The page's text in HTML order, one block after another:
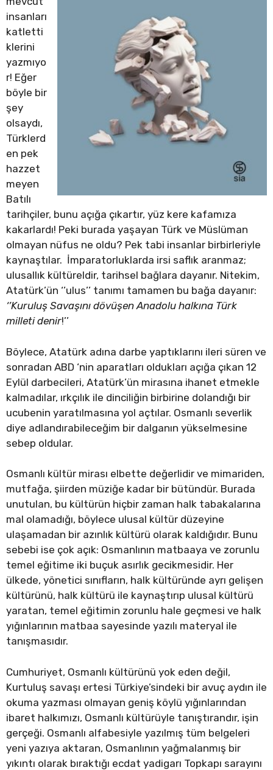
insanları
katletti
klerini
yazmıyo
r! Eğer
böyle bir
şey
olsaydı,
Türklerd
en pek
hazzet
meyen
Batılı
tarihçiler, bunu açığa çıkartır, yüz kere kafamıza
kakarlardı! Peki burada yaşayan Türk ve Müslüman
olmayan nüfus ne oldu? Pek tabi insanlar birbirleriyle
kaynaştılar. İmparatorluklarda irsi saflık aranmaz;
ulusallık kültüreldir, tarihsel bağlara dayanır. Nitekim,
Atatürk’ün ‘’ulus’’ tanımı tamamen bu bağa dayanır:
‘’Kuruluş Savaşını dövüşen Anadolu halkına Türk
milleti denir!’’
Böylece, Atatürk adına darbe yaptıklarını ileri süren ve
sonradan ABD ‘nin aparatları oldukları açığa çıkan 12
Eylül darbecileri, Atatürk’ün mirasına ihanet etmekle
kalmadılar, ırkçılık ile dinciliğin birbirine dolandığı bir
ucubenin yaratılmasına yol açtılar. Osmanlı severlik
diye adlandırabileceğim bir dalganın yükselmesine
sebep oldular.
Osmanlı kültür mirası elbette değerlidir ve mimariden,
mutfağa, şiirden müziğe kadar bir bütündür. Burada
unutulan, bu kültürün hiçbir zaman halk tabakalarına
mal olamadığı, böylece ulusal kültür düzeyine
ulaşamadan bir azınlık kültürü olarak kaldığıdır. Bunu
sebebi ise çok açık: Osmanlının matbaaya ve zorunlu
temel eğitime iki buçuk asırlık gecikmesidir. Her
ülkede, yönetici sınıfların, halk kültüründe ayrı gelişen
kültürünü, halk kültürü ile kaynaştırıp ulusal kültürü
yaratan, temel eğitimin zorunlu hale geçmesi ve halk
yığınlarının matbaa sayesinde yazılı materyal ile
tanışmasıdır.
Cumhuriyet, Osmanlı kültürünü yok eden değil,
Kurtuluş savaşı ertesi Türkiye’sindeki bir avuç aydın ile
okuma yazması olmayan geniş köylü yığınlarından
ibaret halkımızı, Osmanlı kültürüyle tanıştırandır, işin
gerçeği. Osmanlı alfabesiyle yazılmış tüm belgeleri
yeni yazıya aktaran, Osmanlının yağmalanmış bir
yıkıntı olarak bıraktığı ecdat yadigarı Topkapı sarayını